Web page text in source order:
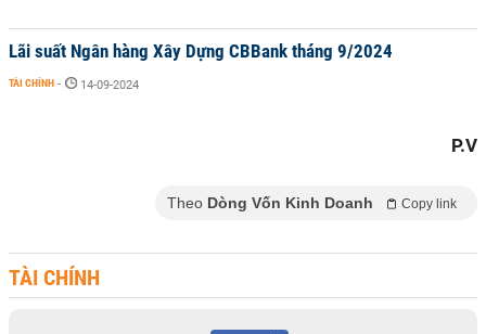
Lãi suất Ngân hàng Xây Dựng CBBank tháng 9/2024
TÀI CHÍNH - 14-09-2024
P.V
Theo Dòng Vốn Kinh Doanh Copy link
TÀI CHÍNH